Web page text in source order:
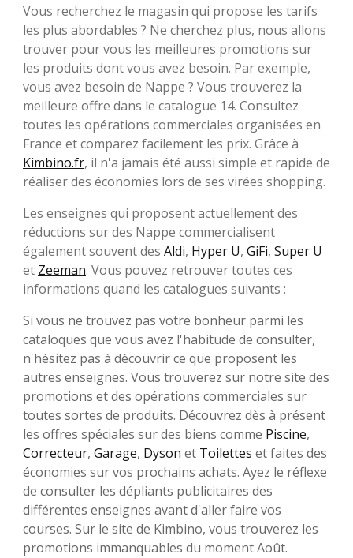
Vous recherchez le magasin qui propose les tarifs
les plus abordables ? Ne cherchez plus, nous allons
trouver pour vous les meilleures promotions sur
les produits dont vous avez besoin. Par exemple,
vous avez besoin de Nappe ? Vous trouverez la
meilleure offre dans le catalogue 14. Consultez
toutes les opérations commerciales organisées en
France et comparez facilement les prix. Grâce à
Kimbino.fr, il n'a jamais été aussi simple et rapide de
réaliser des économies lors de ses virées shopping.
Les enseignes qui proposent actuellement des
réductions sur des Nappe commercialisent
également souvent des Aldi, Hyper U, GiFi, Super U
et Zeeman. Vous pouvez retrouver toutes ces
informations quand les catalogues suivants :
Si vous ne trouvez pas votre bonheur parmi les
cataloques que vous avez l'habitude de consulter,
n'hésitez pas à découvrir ce que proposent les
autres enseignes. Vous trouverez sur notre site des
promotions et des opérations commerciales sur
toutes sortes de produits. Découvrez dès à présent
les offres spéciales sur des biens comme Piscine,
Correcteur, Garage, Dyson et Toilettes et faites des
économies sur vos prochains achats. Ayez le réflexe
de consulter les dépliants publicitaires des
différentes enseignes avant d'aller faire vos
courses. Sur le site de Kimbino, vous trouverez les
promotions immanquables du moment Août.